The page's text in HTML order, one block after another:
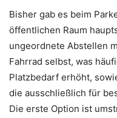
Bisher gab es beim
öffentlichen Raum
ungeordnete Abstellen
Fahrrad selbst, was
Platzbedarf erhöht,
die ausschließlich für
Die erste Option ist